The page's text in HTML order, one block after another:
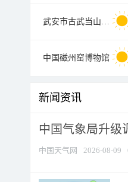
武安市古武当山景区
中国磁州窑博物馆
新闻资讯
中国气象局升级
中国天气网 2026-08-09